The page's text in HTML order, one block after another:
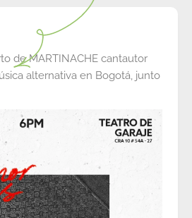
de MARTINACHE cantautor
alternativa en Bogotá, junto